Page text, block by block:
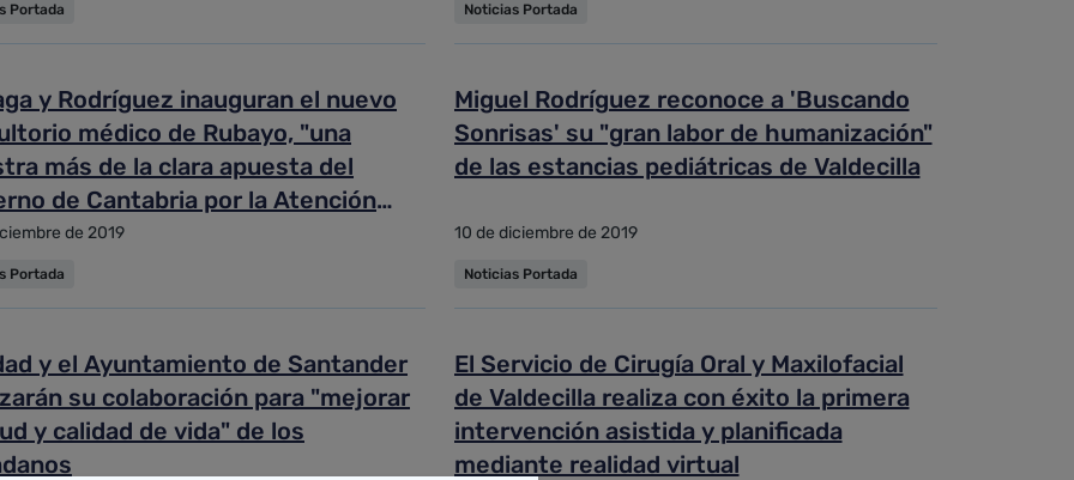
Portada Noticias Portada
y Rodríguez inauguran el nuevo
médico de Rubayo, "una
más de la clara apuesta del
de Cantabria por la Atención
de 2019
Portada
Miguel Rodríguez reconoce a 'Buscando
Sonrisas' su "gran labor de humanización"
de las estancias pediátricas de Valdecilla
10 de diciembre de 2019
Noticias Portada
y el Ayuntamiento de Santander
su colaboración para "mejorar
y calidad de vida" de los
El Servicio de Cirugía Oral y Maxilofacial
de Valdecilla realiza con éxito la primera
intervención asistida y planificada
mediante realidad virtual